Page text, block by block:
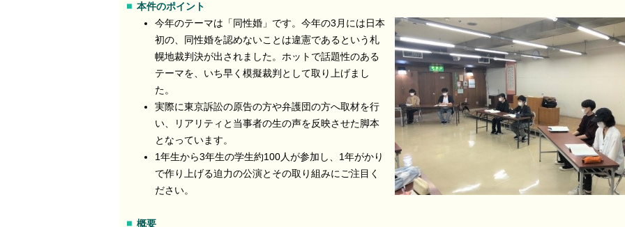
本件のポイント
今年のテーマは「同性婚」です。今年の3月には日本
初の、同性婚を認めないことは違憲であるという札
幌地裁判決が出されました。ホットで話題性のある
テーマを、いち早く模擬裁判として取り上げまし
た。
実際に東京訴訟の原告の方や弁護団の方へ取材を行
い、リアリティと当事者の生の声を反映させた脚本
となっています。
1年生から3年生の学生約100人が参加し、1年がかり
で作り上げる迫力の公演とその取り組みにご注目く
ださい。
概要